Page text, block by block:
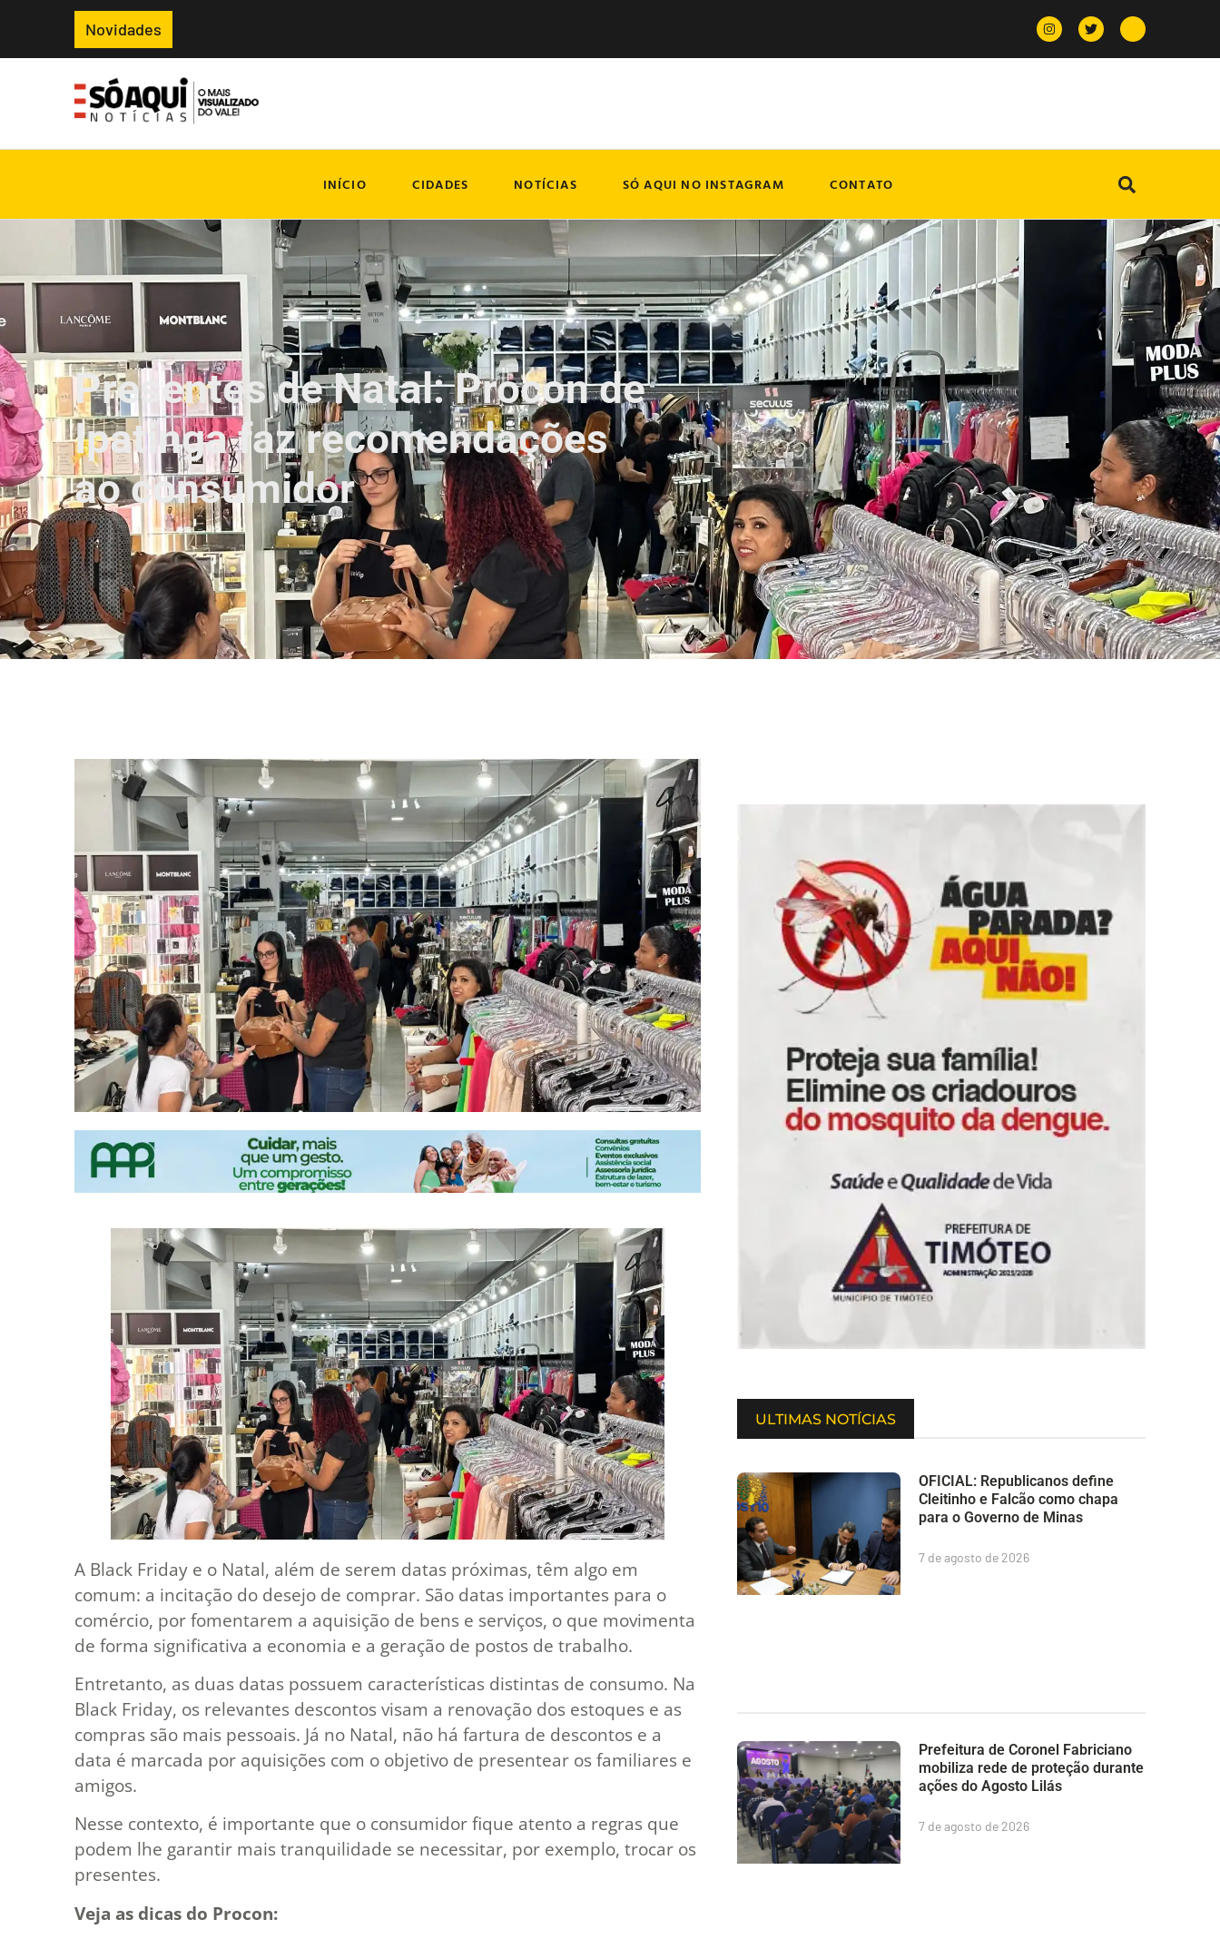
Novidades
INÍCIO CIDADES NOTÍCIAS SÓ AQUI NO INSTAGRAM CONTATO
Presentes de Natal: Procon de
Ipatinga faz recomendações
ao consumidor
A Black Friday e o Natal, além de serem datas próximas, têm algo em
comum: a incitação do desejo de comprar. São datas importantes para o
comércio, por fomentarem a aquisição de bens e serviços, o que movimenta
de forma significativa a economia e a geração de postos de trabalho.
Entretanto, as duas datas possuem características distintas de consumo. Na
Black Friday, os relevantes descontos visam a renovação dos estoques e as
compras são mais pessoais. Já no Natal, não há fartura de descontos e a
data é marcada por aquisições com o objetivo de presentear os familiares e
amigos.
Nesse contexto, é importante que o consumidor fique atento a regras que
podem lhe garantir mais tranquilidade se necessitar, por exemplo, trocar os
presentes.
Veja as dicas do Procon:
ULTIMAS NOTÍCIAS
OFICIAL: Republicanos define
Cleitinho e Falcão como chapa
para o Governo de Minas
7 de agosto de 2026
Prefeitura de Coronel Fabriciano
mobiliza rede de proteção durante
ações do Agosto Lilás
7 de agosto de 2026